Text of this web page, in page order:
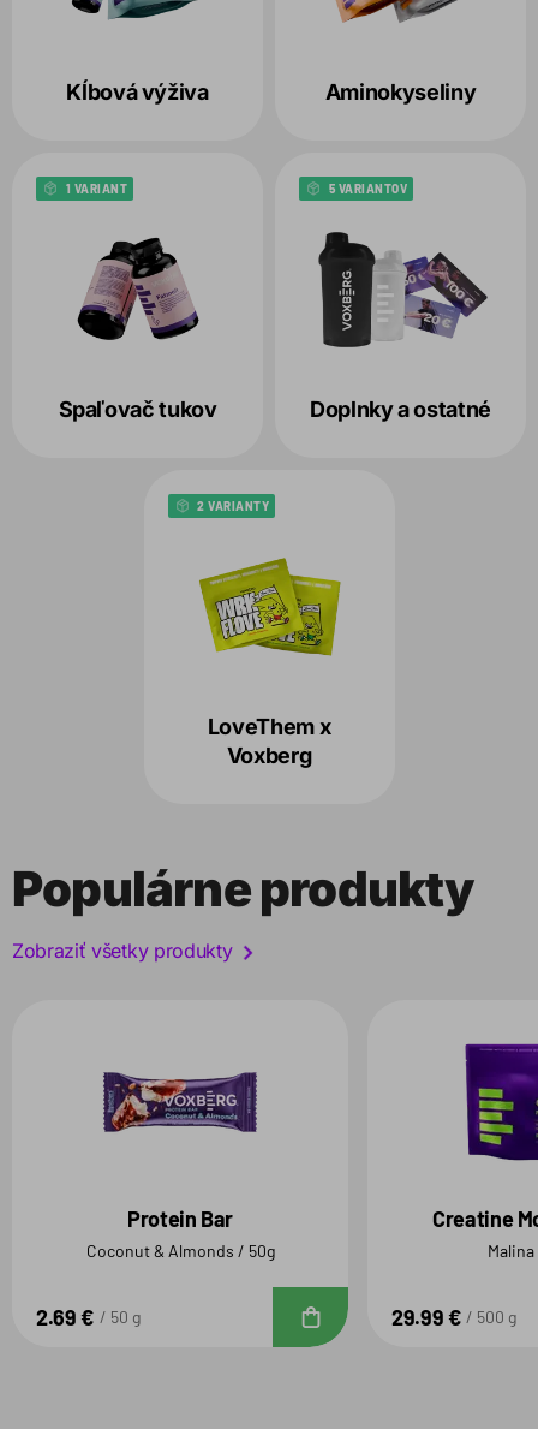
Kĺbová výživa Aminokyseliny
Spaľovač tukov
1 VARIANT
Doplnky a ostatné
5 VARIANTOV
LoveThem x
Voxberg
2 VARIANTY
Populárne produkty
Zobraziť všetky produkty
Protein Bar
Coconut & Almonds / 50g
2.69 € 50 g Do košíka
Creatine
29.99 € 500 g